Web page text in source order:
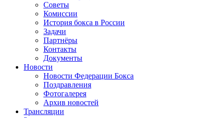
Советы
Комиссии
История бокса в России
Задачи
Партнёры
Контакты
Документы
Новости
Новости Федерации Бокса
Поздравления
Фотогалерея
Архив новостей
Трансляции